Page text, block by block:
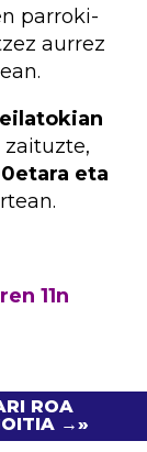
parroki-
aurrez
zaituzte,
eta
11n
ROA
→